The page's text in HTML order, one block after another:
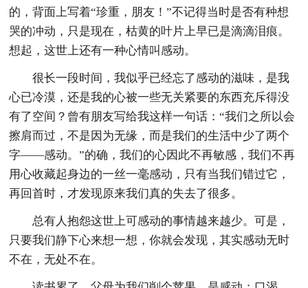
的，背面上写着“珍重，朋友！”不记得当时是否有种想
哭的冲动，只是现在，枯黄的叶片上早已是滴滴泪痕。
想起，这世上还有一种心情叫感动。
很长一段时间，我似乎已经忘了感动的滋味，是我
心已冷漠，还是我的心被一些无关紧要的东西充斥得没
有了空间？曾有朋友写给我这样一句话：“我们之所以会
擦肩而过，不是因为无缘，而是我们的生活中少了两个
字——感动。”的确，我们的心因此不再敏感，我们不再
用心收藏起身边的一丝一毫感动，只有当我们错过它，
再回首时，才发现原来我们真的失去了很多。
总有人抱怨这世上可感动的事情越来越少。可是，
只要我们静下心来想一想，你就会发现，其实感动无时
不在，无处不在。